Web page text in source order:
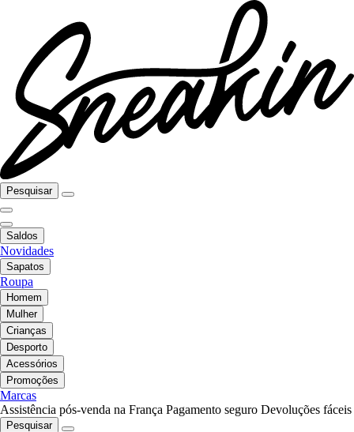
Pesquisar
Saldos
Novidades
Sapatos
Roupa
Homem
Mulher
Crianças
Desporto
Acessórios
Promoções
Marcas
Assistência pós-venda na França Pagamento seguro Devoluções fáceis
Pesquisar